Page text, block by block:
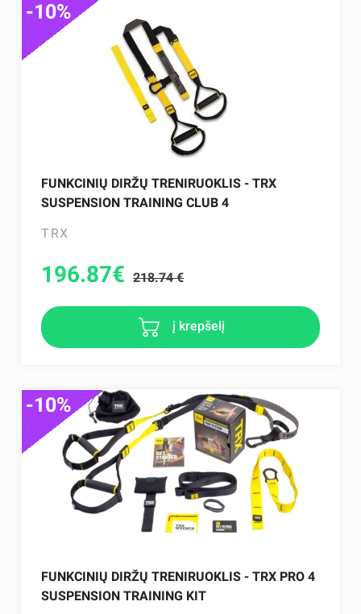
FUNKCINIŲ DIRŽŲ TRENIRUOKLIS - TRX
SUSPENSION TRAINING CLUB 4
TRX
-10%
196.87€ 218.74 €
į krepšelį
FUNKCINIŲ DIRŽŲ TRENIRUOKLIS - TRX PRO 4
SUSPENSION TRAINING KIT
-10%